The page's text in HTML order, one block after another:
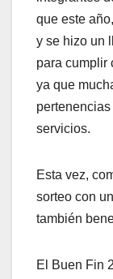
que este
y se hizo un
para cumplir
ya que
servicios.
Esta vez,
sorteo con
también
El Buen Fin